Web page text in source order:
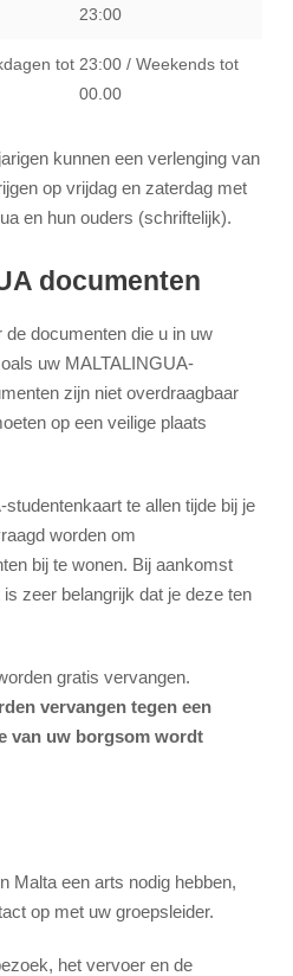
23:00
tot 23:00 / Weekends tot
00.00
kunnen een verlenging van
op vrijdag en zaterdag met
en hun ouders (schriftelijk).
documenten
documenten die u in uw
uw MALTALINGUA-
zijn niet overdraagbaar
op een veilige plaats
te allen tijde bij je
worden om
bij te wonen. Bij aankomst
zeer belangrijk dat je deze ten
gratis vervangen.
vervangen tegen een
van uw borgsom wordt
Malta een arts nodig hebben,
op met uw groepsleider.
het vervoer en de